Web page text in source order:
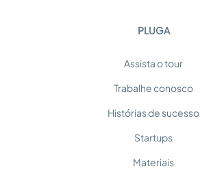
PLUGA
Assista o tour
Trabalhe conosco
Histórias de sucesso
Startups
Materiais